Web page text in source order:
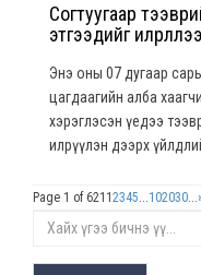
Согтуугаар
этгээдийг илрүүллээ
Энэ оны 07 дугаар
цагдаагийн алба
хэрэглэсэн үедээ
илрүүлэн дээрх
Page 1 of 621 12345 102030